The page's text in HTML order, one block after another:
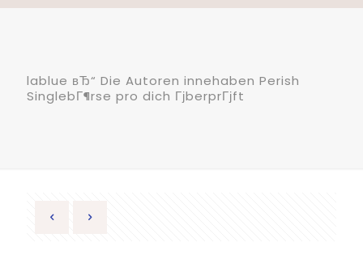
lablue вЂ“ Die Autoren innehaben Perish
SinglebГ¶rse pro dich ГјberprГјft